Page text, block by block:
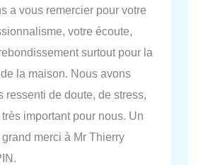
a vous remercier pour votre
votre écoute,
surtout pour la
la maison. Nous avons
ressenti de doute, de stress,
important pour nous. Un
merci à Mr Thierry